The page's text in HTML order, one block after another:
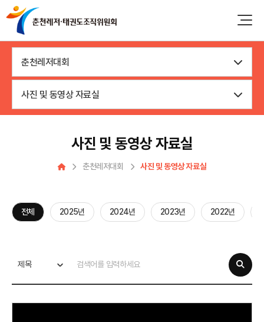
춘천레저대회
사진 및 동영상 자료실
사진 및 동영상 자료실
춘천레저대회 사진 및 동영상 자료실
전체 2025년 2024년 2023년 2022년
제목